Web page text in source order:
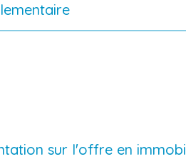
sur l'offre en